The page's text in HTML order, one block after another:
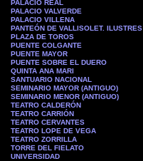
PALACIO REAL
PALACIO VALVERDE
PALACIO VILLENA
PANTEÓN DE VALLISOLET. ILUSTRES
PLAZA DE TOROS
PUENTE COLGANTE
PUENTE MAYOR
PUENTE SOBRE EL DUERO
QUINTA ANA MARI
SANTUARIO NACIONAL
SEMINARIO MAYOR (ANTIGUO)
SEMINARIO MENOR (ANTIGUO)
TEATRO CALDERÓN
TEATRO CARRIÓN
TEATRO CERVANTES
TEATRO LOPE DE VEGA
TEATRO ZORRILLA
TORRE DEL FIELATO
UNIVERSIDAD